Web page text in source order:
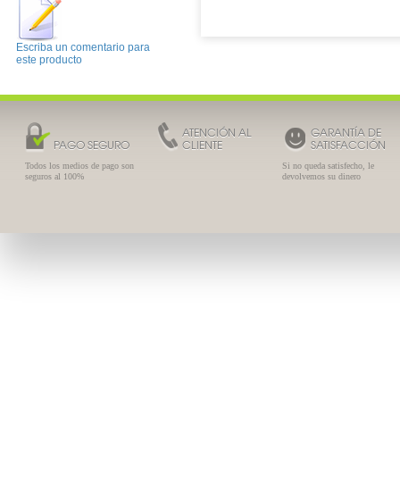
Escriba un comentario para
este producto
PAGO SEGURO
Todos los medios de pago son
seguros al 100%
ATENCIÓN AL
CLIENTE
GARANTÍA DE
SATISFACCIÓN
Si no queda satisfecho, le
devolvemos su dinero